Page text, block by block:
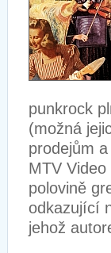
punkrock
(možná
prodejům
MTV
polovině
odkazující
jehož